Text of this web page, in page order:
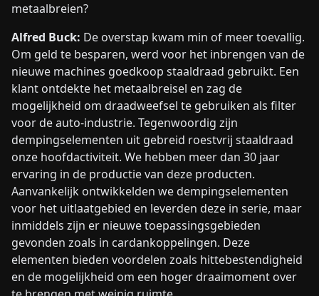
metaalbreien?
Alfred Buck: De overstap kwam min of meer toevallig.
Om geld te besparen, werd voor het inbrengen van de
nieuwe machines goedkoop staaldraad gebruikt. Een
klant ontdekte het metaalbreisel en zag de
mogelijkheid om draadweefsel te gebruiken als filter
voor de auto-industrie. Tegenwoordig zijn
dempingselementen uit gebreid roestvrij staaldraad
onze hoofdactiviteit. We hebben meer dan 30 jaar
ervaring in de productie van deze producten.
Aanvankelijk ontwikkelden we dempingselementen
voor het uitlaatgebied en leverden deze in serie, maar
inmiddels zijn er nieuwe toepassingsgebieden
gevonden zoals in cardankoppelingen. Deze
elementen bieden voordelen zoals hittebestendigheid
en de mogelijkheid om een hoger draaimoment over